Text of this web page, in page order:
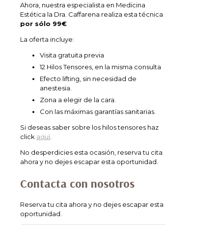
Ahora, nuestra especialista en Medicina
Estética la Dra. Caffarena realiza esta técnica
por sólo 99€
La oferta incluye:
Visita gratuita previa
12 Hilos Tensores, en la misma consulta
Efecto lifting, sin necesidad de
anestesia.
Zona a elegir de la cara.
Con las máximas garantías sanitarias.
Si deseas saber sobre los hilos tensores haz
click aquí
No desperdicies esta ocasión, reserva tu cita
ahora y no dejes escapar esta oportunidad.
Contacta con nosotros
Reserva tu cita ahora y no dejes escapar esta
oportunidad.